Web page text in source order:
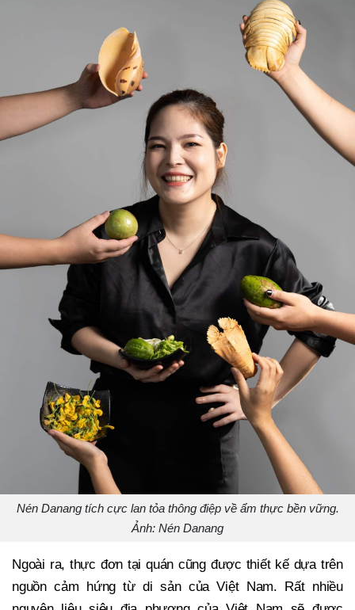
Nén Danang tích cực lan tỏa thông điệp về ẩm thực bền vững.
Ảnh: Nén Danang
Ngoài ra, thực đơn tại quán cũng được thiết kế dựa trên
nguồn cảm hứng từ di sản của Việt Nam. Rất nhiều